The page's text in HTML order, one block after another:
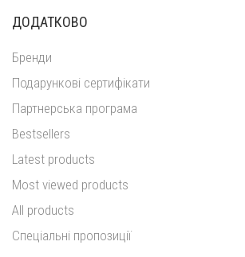
ДОДАТКОВО
Бренди
Подарункові сертифікати
Партнерська програма
Bestsellers
Latest products
Most viewed products
All products
Спеціальні пропозиції